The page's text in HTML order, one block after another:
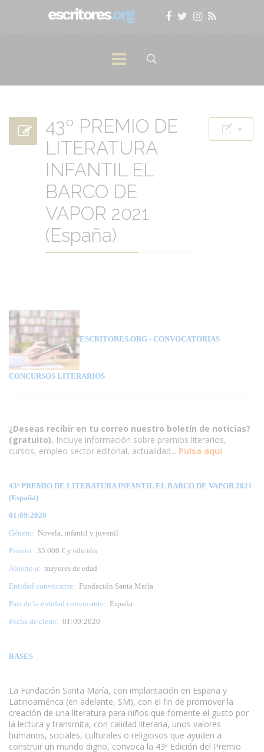
43º PREMIO DE
LITERATURA
INFANTIL EL
BARCO DE
VAPOR 2021
(España)
ESCRITORES.ORG - CONVOCATORIAS
CONCURSOS LITERARIOS
¿Deseas recibir en tu correo nuestro boletín de noticias?
(gratuito). Incluye información sobre premios literarios,
cursos, empleo sector editorial, actualidad... Pulsa aqui
43º PREMIO DE LITERATURA INFANTIL EL BARCO DE VAPOR 2021
(España)
01:09:2020
Género: Novela, infantil y juvenil
Premio: 35.000 € y edición
Abierto a: mayores de edad
Entidad convocante: Fundación Santa María
País de la entidad convocante: España
Fecha de cierre: 01:09:2020
BASES
La Fundación Santa María, con implantación en España y
Latinoamérica (en adelante, SM), con el fin de promover la
creación de una literatura para niños que fomente el gusto por
la lectura y transmita, con calidad literaria, unos valores
humanos, sociales, culturales o religiosos que ayuden a
construir un mundo digno, convoca la 43ª Edición del Premio